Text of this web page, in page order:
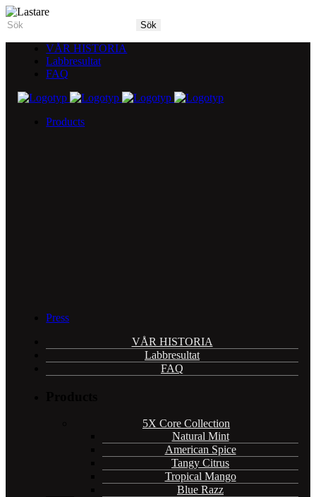
VÅR HISTORIA
Labbresultat
FAQ
Products
Press
VÅR HISTORIA
Labbresultat
FAQ
5X Core Collection
Natural Mint
American Spice
Tangy Citrus
Tropical Mango
Blue Razz